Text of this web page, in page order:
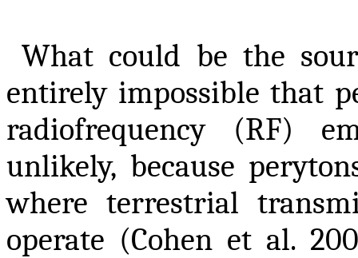
What could be the
entirely impossible that
radiofrequency (RF)
unlikely, because
where terrestrial
operate (Cohen et al.